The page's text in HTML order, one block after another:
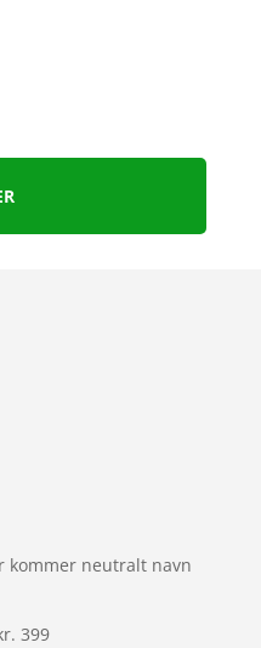
kommer neutralt navn
399